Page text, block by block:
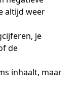
altijd weer
je
de
inhaalt, maar